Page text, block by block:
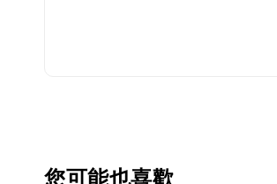
您可能也喜歡